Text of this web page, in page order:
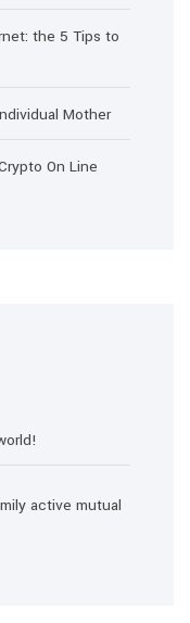
the 5 Tips to
Mother
On Line
active mutual